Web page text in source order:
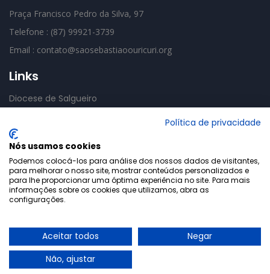
Praça Francisco Pedro da Silva, 97
Telefone : (87) 99921-3739
Email : contato@saosebastiaoouricuri.org
Links
Diocese de Salgueiro
Basília Mãe das Dores
2026Gerencia Sistemas|Paróquia|Políticas de
Privacidade|Webmail
Política de privacidade
Nós usamos cookies
Podemos colocá-los para análise dos nossos dados de visitantes,
para melhorar o nosso site, mostrar conteúdos personalizados e
para lhe proporcionar uma óptima experiência no site. Para mais
informações sobre os cookies que utilizamos, abra as
configurações.
Aceitar todos
Negar
Não, ajustar